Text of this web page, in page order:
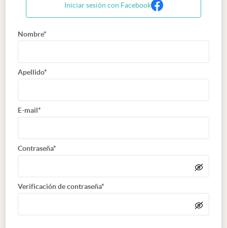
Iniciar sesión con Facebook
Nombre*
Apellido*
E-mail*
Contraseña*
Verificación de contraseña*